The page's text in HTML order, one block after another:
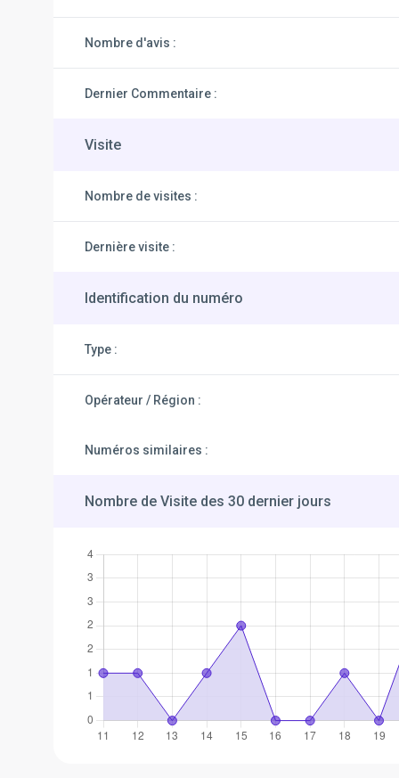
Nombre d'avis :
Dernier Commentaire :
Visite
Nombre de visites :
Dernière visite :
Identification du numéro
Type :
Opérateur / Région :
Numéros similaires :
Nombre de Visite des 30 dernier jours